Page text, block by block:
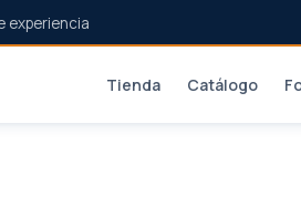
experiencia
Tienda Catálogo